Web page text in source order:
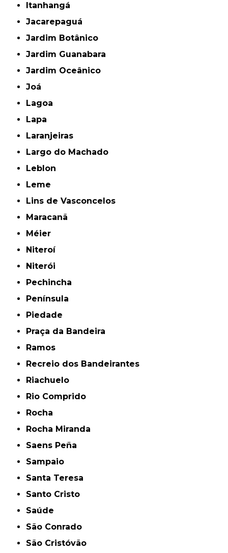
Itanhangá
Jacarepaguá
Jardim Botânico
Jardim Guanabara
Jardim Oceânico
Joá
Lagoa
Lapa
Laranjeiras
Largo do Machado
Leblon
Leme
Lins de Vasconcelos
Maracanã
Méier
Niteroí
Niterói
Pechincha
Península
Piedade
Praça da Bandeira
Ramos
Recreio dos Bandeirantes
Riachuelo
Rio Comprido
Rocha
Rocha Miranda
Saens Peña
Sampaio
Santa Teresa
Santo Cristo
Saúde
São Conrado
São Cristóvão